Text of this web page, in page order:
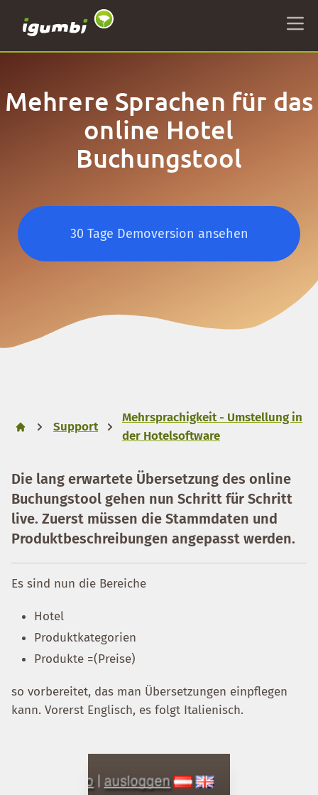
Mehrere Sprachen für das
online Hotel
Buchungstool
30 Tage Demoversion ansehen
Support
Mehrsprachigkeit - Umstellung in
der Hotelsoftware
Die lang erwartete Übersetzung des online
Buchungstool gehen nun Schritt für Schritt
live. Zuerst müssen die Stammdaten und
Produktbeschreibungen angepasst werden.
Es sind nun die Bereiche
Hotel
Produktkategorien
Produkte =(Preise)
so vorbereitet, das man Übersetzungen einpflegen
kann. Vorerst Englisch, es folgt Italienisch.